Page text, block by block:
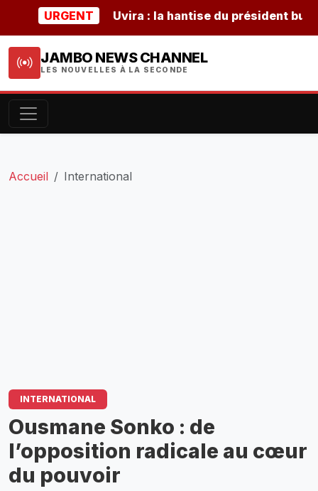
URGENT Uvira : la hantise du président
JAMBO NEWS CHANNEL
LES NOUVELLES À LA SECONDE
Accueil International
INTERNATIONAL
Ousmane Sonko : de
l’opposition radicale au cœur
du pouvoir